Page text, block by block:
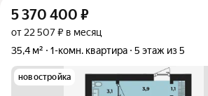
5 370 400 ₽
от 22 507 ₽ в месяц
35,4 м²
1-комн. квартира 5 этаж из 5
новостройка